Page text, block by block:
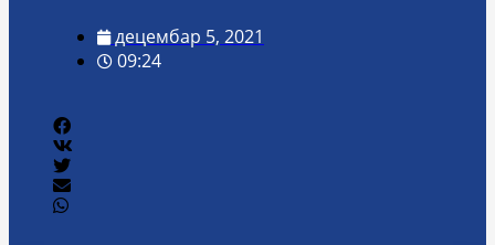
децембар 5, 2021
09:24